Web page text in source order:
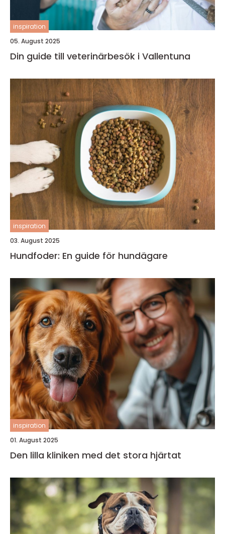
inspiration
05. August 2025
Din guide till veterinärbesök i Vallentuna
inspiration
03. August 2025
Hundfoder: En guide för hundägare
inspiration
01. August 2025
Den lilla kliniken med det stora hjärtat